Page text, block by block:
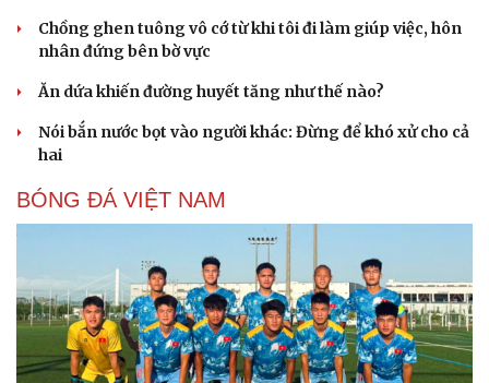
Chồng ghen tuông vô cớ từ khi tôi đi làm giúp việc, hôn
nhân đứng bên bờ vực
Ăn dứa khiến đường huyết tăng như thế nào?
Nói bắn nước bọt vào người khác: Đừng để khó xử cho cả
hai
BÓNG ĐÁ VIỆT NAM